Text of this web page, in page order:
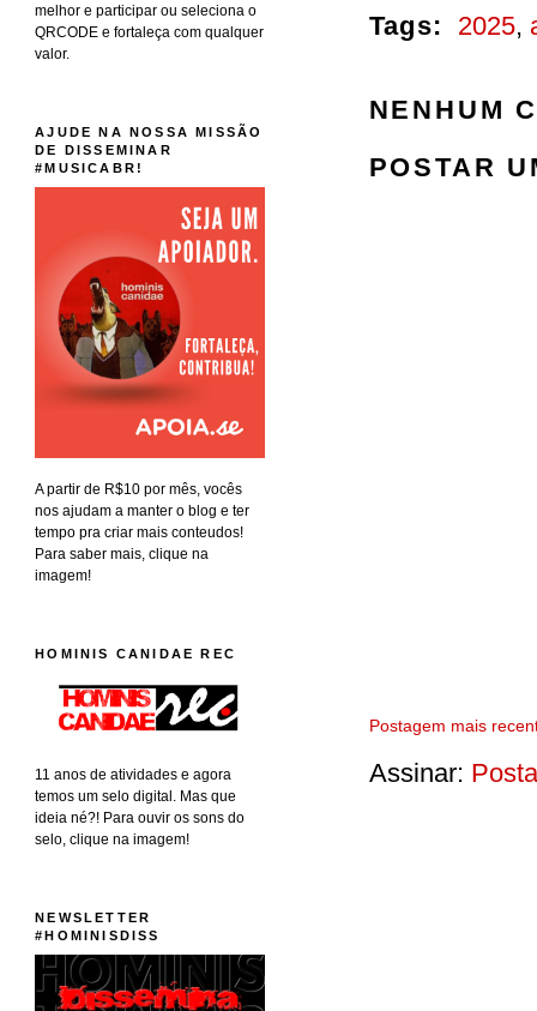
Tags: 2025,
NENHUM
POSTAR
Postagem mais
Assinar:
melhor e participar ou seleciona o
QRCODE e fortaleça com qualquer
valor.
AJUDE NA NOSSA MISSÃO
DE DISSEMINAR
#MUSICABR!
A partir de R$10 por mês, vocês
nos ajudam a manter o blog e ter
tempo pra criar mais conteudos!
Para saber mais, clique na
imagem!
HOMINIS CANIDAE REC
11 anos de atividades e agora
temos um selo digital. Mas que
ideia né?! Para ouvir os sons do
selo, clique na imagem!
NEWSLETTER
#HOMINISDISS